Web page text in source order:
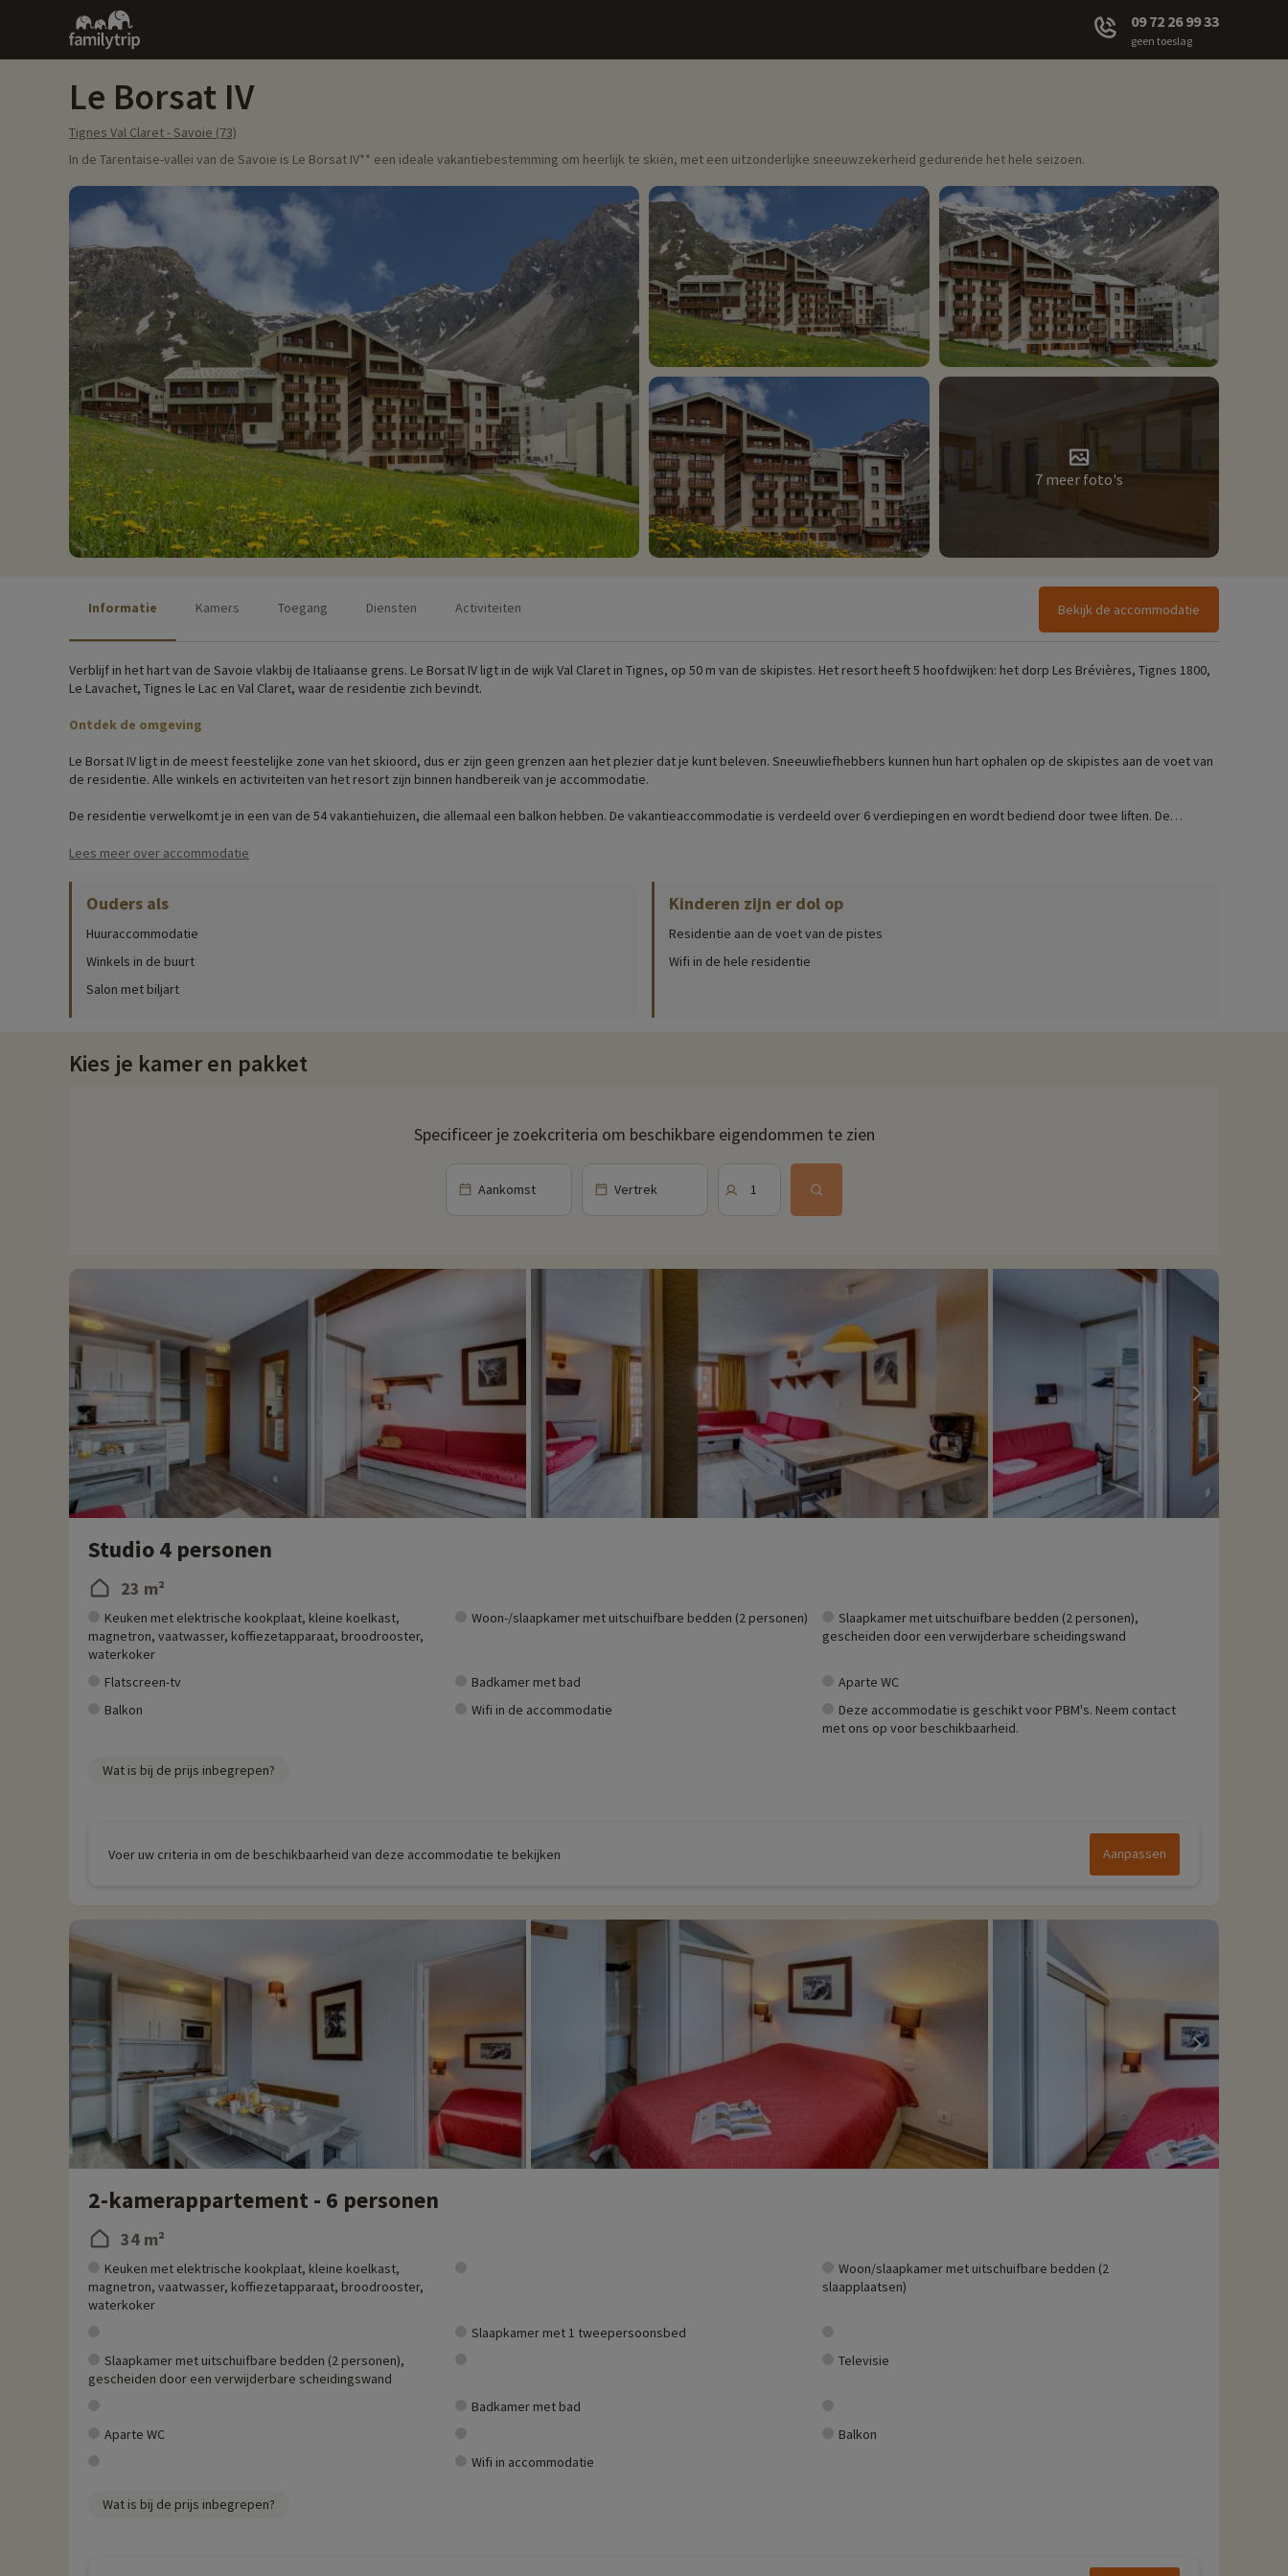
Family
trip
09 72 26 99 33
geen toeslag
Le Borsat IV
Tignes Val Claret - Savoie (73)
In de Tarentaise-vallei van de Savoie is Le Borsat IV** een ideale vakantiebestemming om heerlijk te skiën, met een uitzonderlijke sneeuwzekerheid gedurende het hele seizoen.
7 meer foto's
Informatie Kamers Toegang Diensten Activiteiten Bekijk de accommodatie
Verblijf in het hart van de Savoie vlakbij de Italiaanse grens. Le Borsat IV ligt in de wijk Val Claret in Tignes, op 50 m van de skipistes. Het resort heeft 5 hoofdwijken: het dorp Les Brévières, Tignes 1800,
Le Lavachet, Tignes le Lac en Val Claret, waar de residentie zich bevindt.
Ontdek de omgeving
Le Borsat IV ligt in de meest feestelijke zone van het skioord, dus er zijn geen grenzen aan het plezier dat je kunt beleven. Sneeuwliefhebbers kunnen hun hart ophalen op de skipistes aan de voet van
de residentie. Alle winkels en activiteiten van het resort zijn binnen handbereik van je accommodatie.
De residentie verwelkomt je in een van de 54 vakantiehuizen, die allemaal een balkon hebben. De vakantieaccommodatie is verdeeld over 6 verdiepingen en wordt bediend door twee liften. De
fondueapparaten lenen voor 100% Savoyaardse avonden!
voor alle informatie over de activiteiten ter plaatse (openingsdatum, leeftijd van de club, inhoud van het babypakket...)
De meeste bergactiviteiten worden aangeboden door het resort. In Val Claret vind je tal van wintersportactiviteiten naar ieders smaak: snowparks, gliss'park, halfpipe en boardercross. Maar je vindt er
Ontdek de regio en gezinsactiviteiten
In de winter kun je je dag verlengen na een goede sessie op de pistes en in de bergen, waar restaurants, brasseries en bars op je wachten voor een welverdiende pauze. Geniet van een andere
omgeving, een gezellige sfeer of een feestelijke avond vol gastronomische hoogstandjes met familie en vrienden. Als je niet zo van de kou houdt, kun je gaan ijsduiken bij het meer. Schaatsen,
In de zomer kun je ook gaan skiën. Je skiet op speciaal geprepareerde pistes waar zelfs in de zomer sneeuw ligt. Je kunt genieten van seizoensgebonden activiteiten zoals mountainbiken of
paragliden voor wie van sensatie houdt. Je kunt ook watersporten beoefenen op het meer of paardrijden.
Elk jaar ontdekken we bij Familytrip nieuwe gezinsactiviteiten in de buurt van onze accommodaties: dierentuin, aquarium, enz. Als we al activiteiten hebben onderhandeld, kunnen deze met korting
direct online worden geboekt nadat je je accommodatie hebt gekozen en je kunt ze ontdekkendoor hier te klikken!
Alle info over je resort
- Het skigebied Tignes - Val d'Isère
Maximale hoogte op 3456m bij aankomst van de Grande Motte kabelbaan
300 km pistes voor alle niveaus
Talrijke freestyle gebieden: 2 snowparks, Boardercross, Gliss'park, rodelgebieden, slalom- en buckelstadions, langlaufloipe, enz.
Speciale gebieden voor beginners om in alle rust te leren skiën...
Meer informatie
- Huisdieren welkom, tegen betaling
- Mindervaliden onder begeleiding
Lees meer over accommodatie
Ouders als
Huuraccommodatie
Winkels in de buurt
Salon met biljart
Kinderen zijn er dol op
Residentie aan de voet van de pistes
Wifi in de hele residentie
Kies je kamer en pakket
Specificeer je zoekcriteria om beschikbare eigendommen te zien
Aankomst Vertrek 1
Studio 4 personen
23 m²
Keuken met elektrische kookplaat, kleine koelkast,
magnetron, vaatwasser, koffiezetapparaat, broodrooster,
waterkoker
Woon-/slaapkamer met uitschuifbare bedden (2 personen)
Slaapkamer met uitschuifbare bedden (2 personen),
gescheiden door een verwijderbare scheidingswand
Flatscreen-tv Badkamer met bad
Aparte WC
Balkon
Wifi in de accommodatie
Deze accommodatie is geschikt voor PBM's. Neem contact
met ons op voor beschikbaarheid.
Wat is bij de prijs inbegrepen?
Voer uw criteria in om de beschikbaarheid van deze accommodatie te bekijken Aanpassen
2-kamerappartement - 6 personen
34 m²
Keuken met elektrische kookplaat, kleine koelkast,
magnetron, vaatwasser, koffiezetapparaat, broodrooster,
waterkoker
Woon/slaapkamer met uitschuifbare bedden (2
slaapplaatsen)
Slaapkamer met 1 tweepersoonsbed
Slaapkamer met uitschuifbare bedden (2 personen),
gescheiden door een verwijderbare scheidingswand
Televisie
Badkamer met bad
Aparte WC
Balkon
Wifi in accommodatie
Wat is bij de prijs inbegrepen?